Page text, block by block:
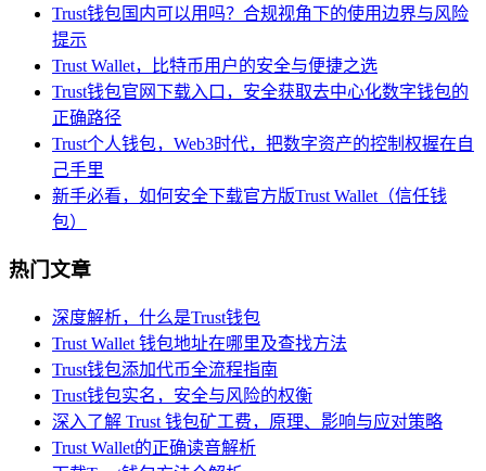
Trust钱包国内可以用吗？合规视角下的使用边界与风险
提示
Trust Wallet，比特币用户的安全与便捷之选
Trust钱包官网下载入口，安全获取去中心化数字钱包的
正确路径
Trust个人钱包，Web3时代，把数字资产的控制权握在自
己手里
新手必看，如何安全下载官方版Trust Wallet（信任钱
包）
热门文章
深度解析，什么是Trust钱包
Trust Wallet 钱包地址在哪里及查找方法
Trust钱包添加代币全流程指南
Trust钱包实名，安全与风险的权衡
深入了解 Trust 钱包矿工费，原理、影响与应对策略
Trust Wallet的正确读音解析